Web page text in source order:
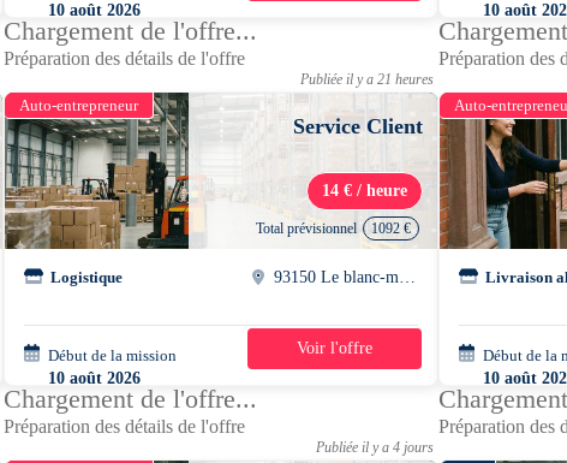
10 août 2026
08h00 - 17h00
10 août
08h00 -
Chargement de l'offre...
Préparation des détails de l'offre
Publiée il y a 21 heures
Auto-entrepreneur
Service Client
14 € / heure
Total prévisionnel 1092 €
Logistique
Début de la mission
10 août 2026
08h00 - 17h00
2 semaines
Voir l'offre
Préparation des
Auto-
Livraison
Début de la
10 août
08h00 -
Chargement de l'offre...
Préparation des détails de l'offre
Publiée il y a 4 jours
Préparation des